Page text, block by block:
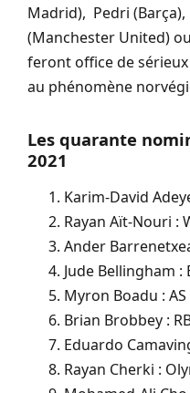
Madrid), Pedri
(Manchester United)
feront office de
au phénomène
Les quarante
2021
Karim-David
Rayan Aït-Nouri :
Ander
Jude Bellingham
Myron Boadu :
Brian Brobbey :
Eduardo
Rayan Cherki :